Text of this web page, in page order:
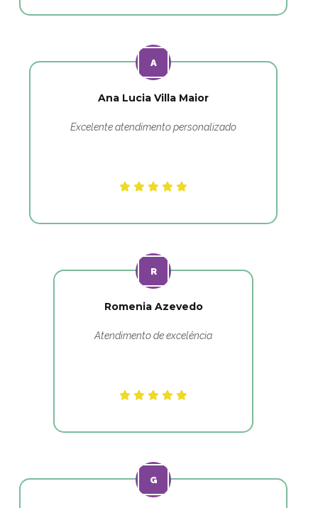
Ana Lucia Villa Maior
Excelente atendimento personalizado
Romenia Azevedo
Atendimento de excelência